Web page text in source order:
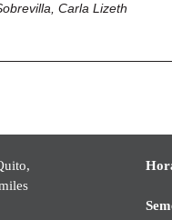
Carla Lizeth